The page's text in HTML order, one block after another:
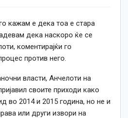
кажам е дека тоа е стара
дека наскоро ќе се
коментирајќи го
против него.
власти, Анчелоти на
своите приходи како
во 2014 и 2015 година, но не и
или други извори на